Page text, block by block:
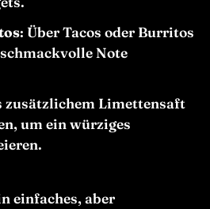
: Über Tacos oder Burritos
Note
zusätzlichem Limettensaft
um ein würziges
einfaches, aber